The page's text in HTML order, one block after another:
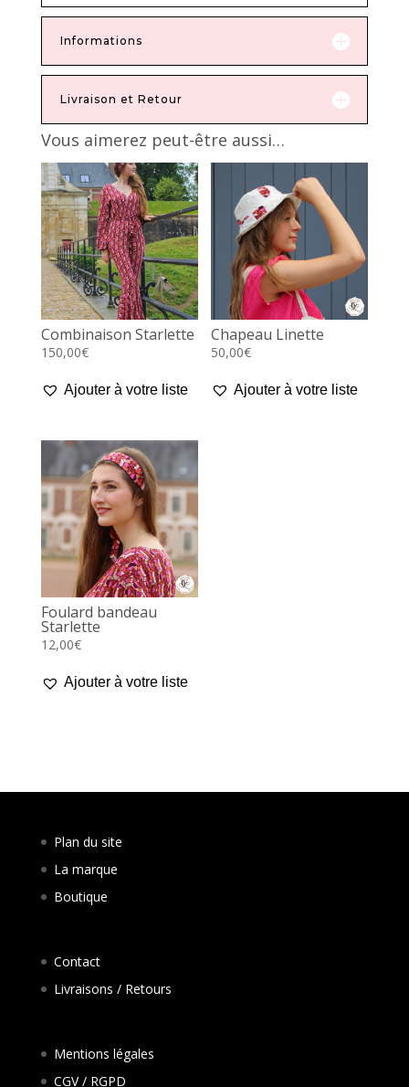
Informations
Livraison et Retour
Vous aimerez peut-être aussi…
Combinaison Starlette
150,00€
Ajouter à votre liste
Chapeau Linette
50,00€
Ajouter à votre liste
Foulard bandeau
Starlette
12,00€
Ajouter à votre liste
Plan du site
La marque
Boutique
Contact
Livraisons / Retours
Mentions légales
CGV / RGPD